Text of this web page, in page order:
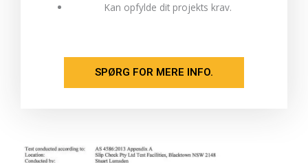
Kan opfylde dit projekts krav.
SPØRG FOR MERE INFO.